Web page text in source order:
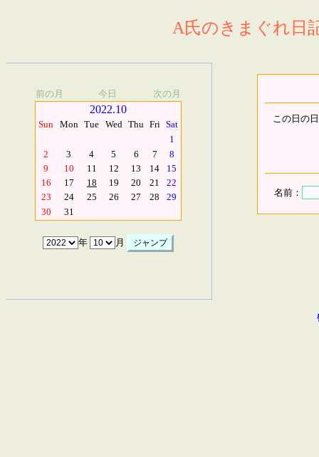
A氏のきまぐれ日
前の月 今日 次の月
2022.10
Sun Mon Tue Wed Thu Fri Sat
1
2
3 4 5 6 7
8
9
10 11 12 13 14
15
16
17 18 19 20 21
22
23
24 25 26 27 28
29
30
31
年 月
この日の
名前：